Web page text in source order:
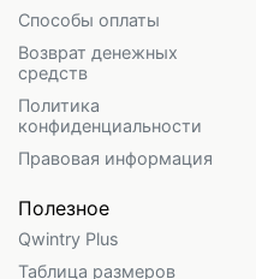
Способы оплаты
Возврат денежных
средств
Политика
конфиденциальности
Правовая информация
Полезное
Qwintry Plus
Таблица размеров